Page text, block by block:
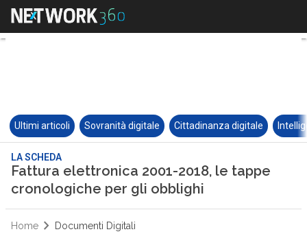
Ultimi articoli Sovranità digitale Cittadinanza digitale
LA SCHEDA
Fattura elettronica 2001-2018, le tappe
cronologiche per gli obblighi
Home Documenti Digitali